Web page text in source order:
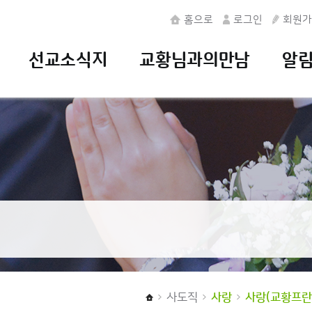
홈으로 로그인 회원
선교소식지 교황님과의만남 알
사도직 사랑 사랑(교황프